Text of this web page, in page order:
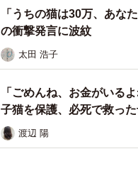
「うちの猫は30万、あな
の衝撃発言に波紋
太田 浩子
「ごめんね、お金がいる
子猫を保護、必死で救っ
渡辺 陽